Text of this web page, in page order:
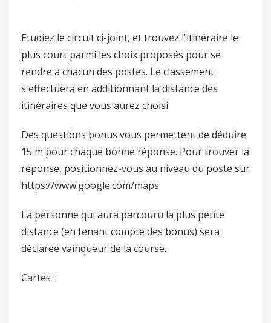
Etudiez le circuit ci-joint, et trouvez l'itinéraire le
plus court parmi les choix proposés pour se
rendre à chacun des postes. Le classement
s'effectuera en additionnant la distance des
itinéraires que vous aurez choisi.
Des questions bonus vous permettent de déduire
15 m pour chaque bonne réponse. Pour trouver la
réponse, positionnez-vous au niveau du poste sur
https://www.google.com/maps
La personne qui aura parcouru la plus petite
distance (en tenant compte des bonus) sera
déclarée vainqueur de la course.
Cartes :